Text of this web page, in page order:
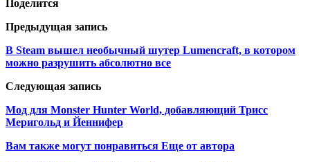
Поделится
Предыдущая запись
В Steam вышел необычный шутер Lumencraft, в котором
можно разрушить абсолютно все
Следующая запись
Мод для Monster Hunter World, добавляющий Трисс
Меригольд и Йеннифер
Вам также могут понравиться Еще от автора